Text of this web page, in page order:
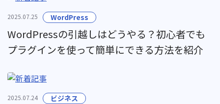
2025.07.25 WordPress
WordPressの引越しはどうやる？初心者でも
プラグインを使って簡単にできる方法を紹介
2025.07.24 ビジネス